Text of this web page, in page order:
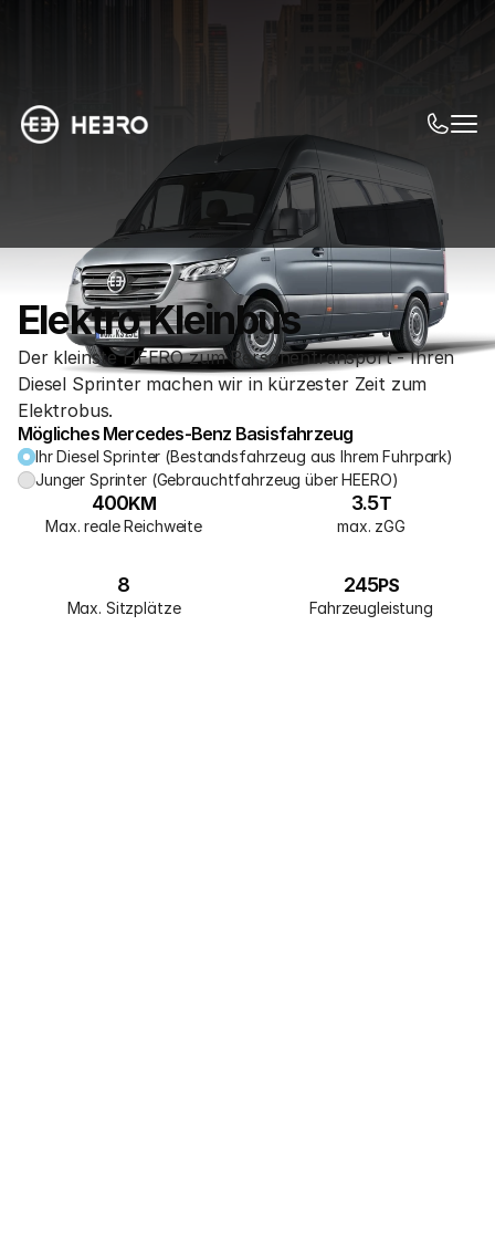
Elektro Kleinbus
Der kleinste HEERO zum Personentransport - Ihren
Diesel Sprinter machen wir in kürzester Zeit zum
Elektrobus.
Mögliches Mercedes-Benz Basisfahrzeug
Ihr Diesel Sprinter (Bestandsfahrzeug aus Ihrem Fuhrpark)
Junger Sprinter (Gebrauchtfahrzeug über HEERO)
400KM
Max. reale Reichweite
3.5T
max. zGG
8
Max. Sitzplätze
245PS
Fahrzeugleistung